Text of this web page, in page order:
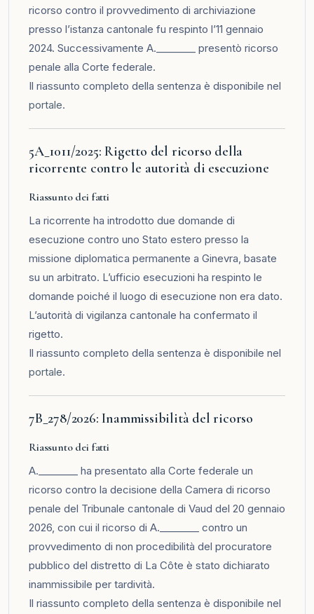
ricorso contro il provvedimento di archiviazione
presso l’istanza cantonale fu respinto l’11 gennaio
2024. Successivamente A.________ presentò ricorso
penale alla Corte federale.
Il riassunto completo della sentenza è disponibile nel
portale.
5A_1011/2025: Rigetto del ricorso della
ricorrente contro le autorità di esecuzione
Riassunto dei fatti
La ricorrente ha introdotto due domande di
esecuzione contro uno Stato estero presso la
missione diplomatica permanente a Ginevra, basate
su un arbitrato. L’ufficio esecuzioni ha respinto le
domande poiché il luogo di esecuzione non era dato.
L’autorità di vigilanza cantonale ha confermato il
rigetto.
Il riassunto completo della sentenza è disponibile nel
portale.
7B_278/2026: Inammissibilità del ricorso
Riassunto dei fatti
A.________ ha presentato alla Corte federale un
ricorso contro la decisione della Camera di ricorso
penale del Tribunale cantonale di Vaud del 20 gennaio
2026, con cui il ricorso di A.________ contro un
provvedimento di non procedibilità del procuratore
pubblico del distretto di La Côte è stato dichiarato
inammissibile per tardività.
Il riassunto completo della sentenza è disponibile nel